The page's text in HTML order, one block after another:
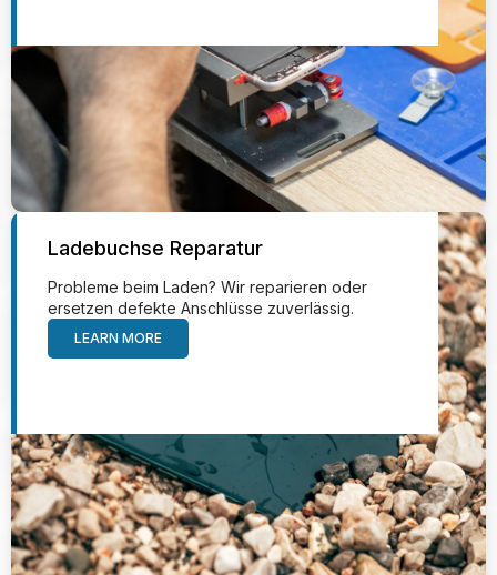
Ladebuchse Reparatur
Probleme beim Laden? Wir reparieren oder
ersetzen defekte Anschlüsse zuverlässig.
LEARN MORE